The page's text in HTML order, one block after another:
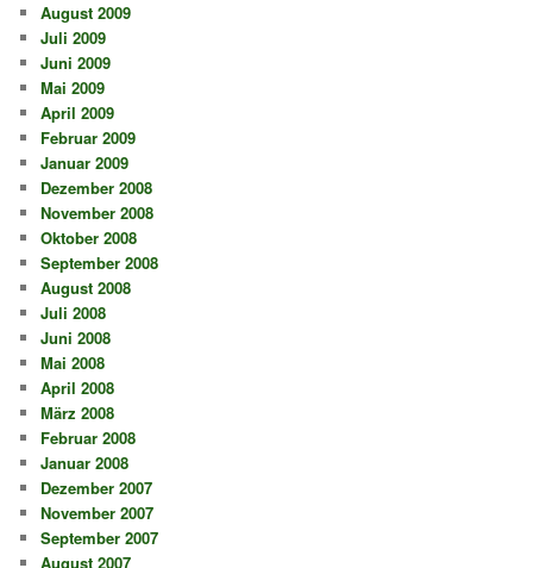
August 2009
Juli 2009
Juni 2009
Mai 2009
April 2009
Februar 2009
Januar 2009
Dezember 2008
November 2008
Oktober 2008
September 2008
August 2008
Juli 2008
Juni 2008
Mai 2008
April 2008
März 2008
Februar 2008
Januar 2008
Dezember 2007
November 2007
September 2007
August 2007